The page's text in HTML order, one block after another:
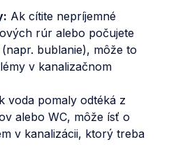
Ak cítite nepríjemné
rúr alebo počujete
bublanie), môže to
v kanalizačnom
voda pomaly odtéká z
alebo WC, môže ísť o
v kanalizácii, ktorý treba